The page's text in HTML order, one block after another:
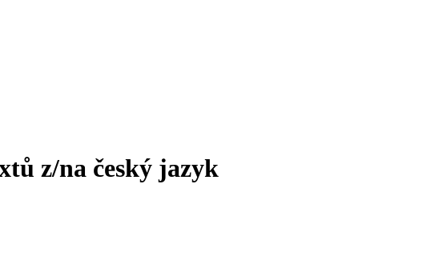
z/na český jazyk